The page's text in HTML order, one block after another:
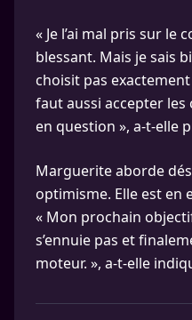
« Je l’ai mal pris sur le
blessant. Mais je sais
choisit pas
faut aussi accepter
en question », a-t-elle
Marguerite aborde
optimisme. Elle est en
« Mon prochain
s’ennuie pas et
moteur. », a-t-elle